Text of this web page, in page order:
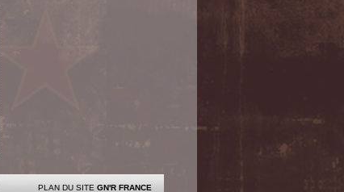
PLAN DU SITE GN'R FRANCE